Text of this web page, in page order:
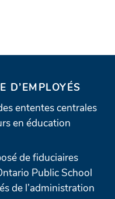
D’EMPLOYÉS
ententes centrales
en éducation
de fiduciaires
Public School
de l’administration